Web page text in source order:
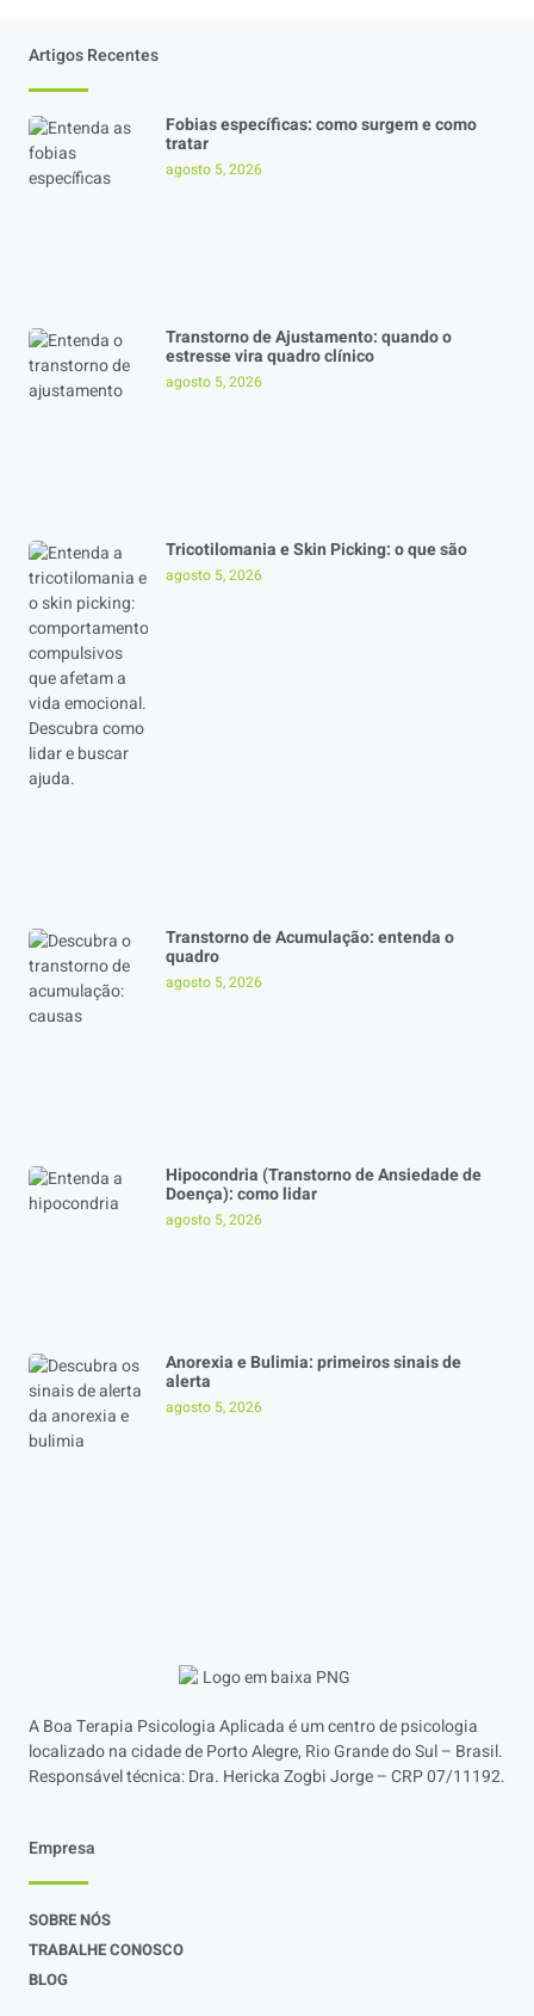
Artigos Recentes
Fobias específicas: como surgem e como
tratar
agosto 5, 2026
Transtorno de Ajustamento: quando o
estresse vira quadro clínico
agosto 5, 2026
Tricotilomania e Skin Picking: o que são
agosto 5, 2026
Transtorno de Acumulação: entenda o
quadro
agosto 5, 2026
Hipocondria (Transtorno de Ansiedade de
Doença): como lidar
agosto 5, 2026
Anorexia e Bulimia: primeiros sinais de
alerta
agosto 5, 2026
A Boa Terapia Psicologia Aplicada é um centro de psicologia
localizado na cidade de Porto Alegre, Rio Grande do Sul – Brasil.
Responsável técnica: Dra. Hericka Zogbi Jorge – CRP 07/11192.
Empresa
SOBRE NÓS
TRABALHE CONOSCO
BLOG